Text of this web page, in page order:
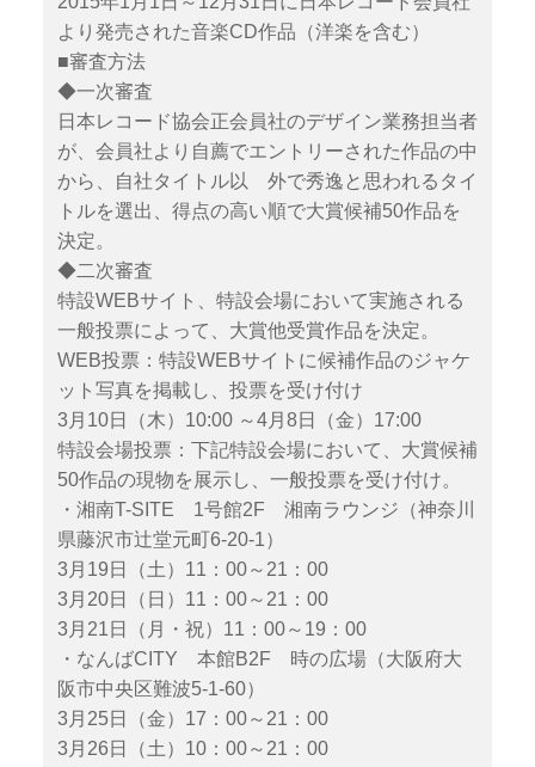
より発売された音楽CD作品（洋楽を含む）
■審査方法
◆一次審査
日本レコード協会正会員社のデザイン業務担当者
が、会員社より自薦でエントリーされた作品の中
から、自社タイトル以 外で秀逸と思われるタイ
トルを選出、得点の高い順で大賞候補50作品を
決定。
◆二次審査
特設WEBサイト、特設会場において実施される
一般投票によって、大賞他受賞作品を決定。
WEB投票：特設WEBサイトに候補作品のジャケ
ット写真を掲載し、投票を受け付け
3月10日（木）10:00 ～4月8日（金）17:00
特設会場投票：下記特設会場において、大賞候補
50作品の現物を展示し、一般投票を受け付け。
・湘南T-SITE 1号館2F 湘南ラウンジ（神奈川
県藤沢市辻堂元町6-20-1）
3月19日（土）11：00～21：00
3月20日（日）11：00～21：00
3月21日（月・祝）11：00～19：00
・なんばCITY 本館B2F 時の広場（大阪府大
阪市中央区難波5-1-60）
3月25日（金）17：00～21：00
3月26日（土）10：00～21：00